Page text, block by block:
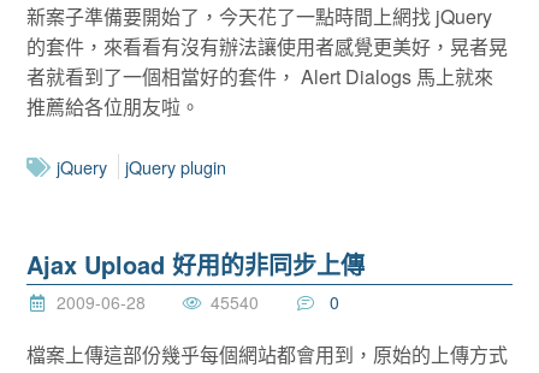
新案子準備要開始了，今天花了一點時間上網找 jQuery
的套件，來看看有沒有辦法讓使用者感覺更美好，晃者晃
者就看到了一個相當好的套件， Alert Dialogs 馬上就來
推薦給各位朋友啦。
jQuery jQuery plugin
Ajax Upload 好用的非同步上傳
2009-06-28 45540 0
檔案上傳這部份幾乎每個網站都會用到，原始的上傳方式